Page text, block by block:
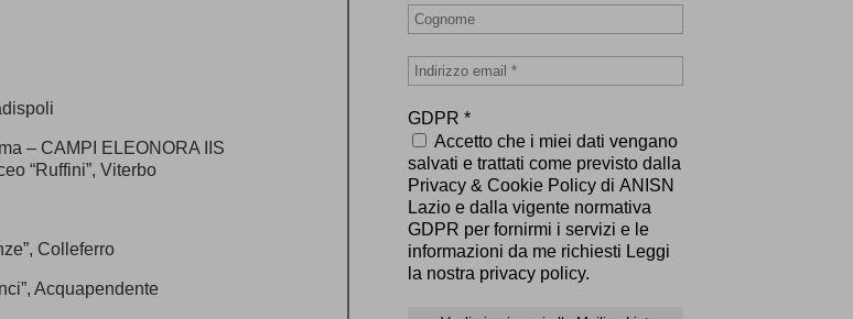
– CAMPI ELEONORA IIS
“Ruffini”, Viterbo
Colleferro
Acquapendente
GDPR *
Accetto che i miei dati vengano
salvati e trattati come previsto dalla
Privacy & Cookie Policy di ANISN
Lazio e dalla vigente normativa
GDPR per fornirmi i servizi e le
informazioni da me richiesti Leggi
la nostra privacy policy.